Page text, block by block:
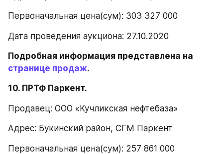
Первоначальная цена(сум): 303 327 000
Дата проведения аукциона: 27.10.2020
странице продаж.
10. ПРТФ Паркент.
Продавец: ООО «Кучликская нефтебаза»
Адрес: Букинский район, СГМ Паркент
Первоначальная цена(сум): 257 861 000